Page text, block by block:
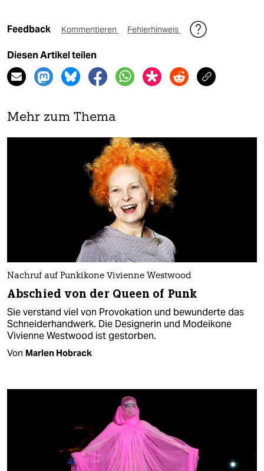
Feedback Kommentieren Fehlerhinweis
Diesen Artikel teilen
Mehr zum Thema
Nachruf auf Punkikone Vivienne Westwood
Abschied von der Queen of Punk
Sie verstand viel von Provokation und bewunderte das
Schneiderhandwerk. Die Designerin und Modeikone
Vivienne Westwood ist gestorben.
Von Marlen Hobrack